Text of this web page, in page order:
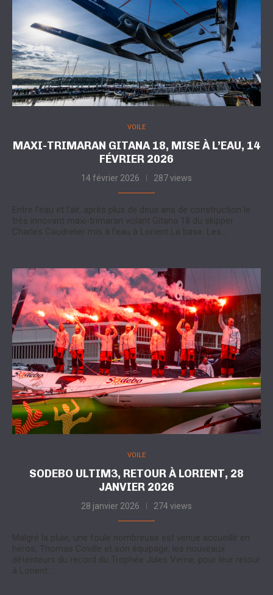
VOILE
MAXI-TRIMARAN GITANA 18, MISE À L’EAU, 14
FÉVRIER 2026
14 février 2026 287 views
Entre l’eau et l’air, après plus de deux ans de construction le
très innovant maxi-trimaran volant Gitana 18 du skipper
Charles Caudrelier mis à l’eau à Lorient La base. Les…
VOILE
SODEBO ULTIM3, RETOUR À LORIENT, 28
JANVIER 2026
28 janvier 2026 274 views
Malgré la pluie, une foule nombreuse est venue accueillir en
héros, Thomas Coville et son équipage, les nouveaux
détenteurs du record du Trophée Jules Verne, pour leur retour
à Lorient…